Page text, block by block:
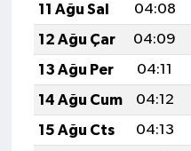
11 Ağu Sal
04:08
12 Ağu Çar
04:09
13 Ağu Per
04:11
14 Ağu Cum
04:12
15 Ağu Cts
04:13